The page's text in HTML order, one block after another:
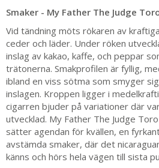
Smaker - My Father The Judge
Vid tändning möts rökaren av
ceder och läder. Under röken
inslag av kakao, kaffe, och peppar
trätonerna. Smakprofilen är fyllig,
ibland en viss sötma som smyger
inslagen. Kroppen ligger i
cigarren bjuder på variationer där
utvecklad. My Father The Judge
sätter agendan för kvällen, en
avstämda smaker, där det
känns och hörs hela vägen till sista